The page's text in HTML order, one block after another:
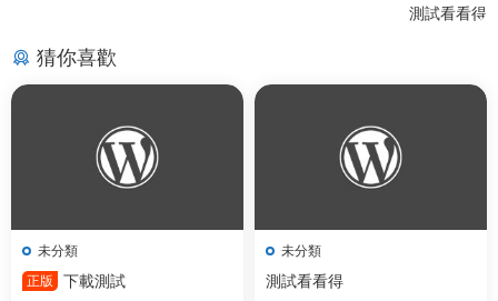
測試看看得
猜你喜歡
未分類
正版
下載測試
未分類
測試看看得